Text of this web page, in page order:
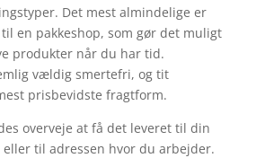
Det mest almindelige er
en pakkeshop, som gør det muligt
produkter når du har tid.
vældig smertefri, og tit
prisbevidste fragtform.
overveje at få det leveret til din
eller til adressen hvor du arbejder.